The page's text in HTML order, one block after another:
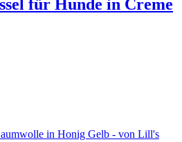
für Hunde in Creme